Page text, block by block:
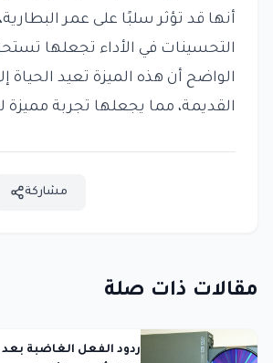
أنها قد تؤثر سلبًا على عمر
التحسينات في الأداء تجعلها
الواضح أن هذه الميزة تعيد الحياة
القديمة، مما يجعلها تجربة مميزة
مشاركة
مقالات ذات صلة